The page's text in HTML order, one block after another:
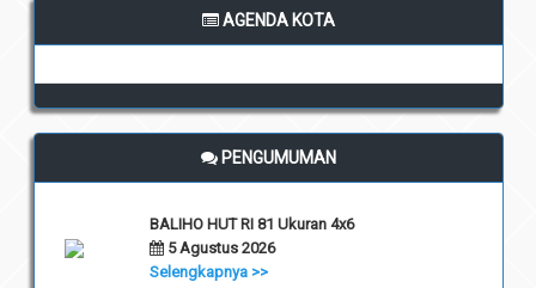
AGENDA KOTA
PENGUMUMAN
BALIHO HUT RI 81 Ukuran 4x6
5 Agustus 2026
Selengkapnya >>